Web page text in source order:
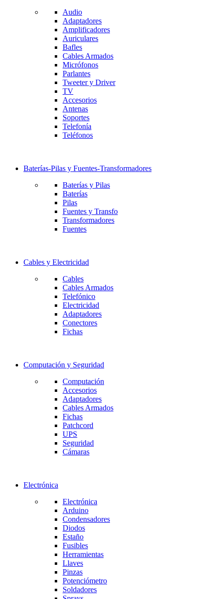
Audio
Adaptadores
Amplificadores
Auriculares
Bafles
Cables Armados
Micrófonos
Parlantes
Tweeter y Driver
TV
Accesorios
Antenas
Soportes
Telefonía
Teléfonos
Baterías-Pilas y Fuentes-Transformadores
Baterías y Pilas
Baterías
Pilas
Fuentes y Transfo
Transformadores
Fuentes
Cables y Electricidad
Cables
Cables Armados
Telefónico
Electricidad
Adaptadores
Conectores
Fichas
Computación y Seguridad
Computación
Accesorios
Adaptadores
Cables Armados
Fichas
Patchcord
UPS
Seguridad
Cámaras
Electrónica
Electrónica
Arduino
Condensadores
Diodos
Estaño
Fusibles
Herramientas
Llaves
Pinzas
Potenciómetro
Soldadores